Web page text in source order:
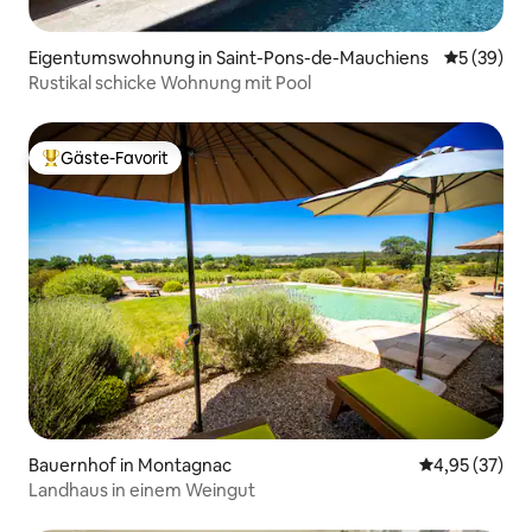
Eigentumswohnung in Saint-Pons-de-Mauchiens
5 (39)
Rustikal schicke Wohnung mit Pool
Beliebter Gäste-Favorit.
Gäste-Favorit
Bauernhof in Montagnac
4,95 (37)
Landhaus in einem Weingut